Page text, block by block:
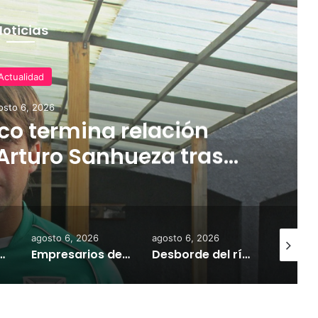
6, 2026
termina relación
Sanhueza tras
Copiapó
y media de mercadería asiática ilegal
agosto 6, 2026
Empresarios de Angol donan cuatro hectáreas para apoyar reubicación de familias afectadas por inundaciones
agosto 6, 2026
Desborde del río Imperial mantiene aisladas a miles de personas y deja viviendas bajo el agua en La Araucanía